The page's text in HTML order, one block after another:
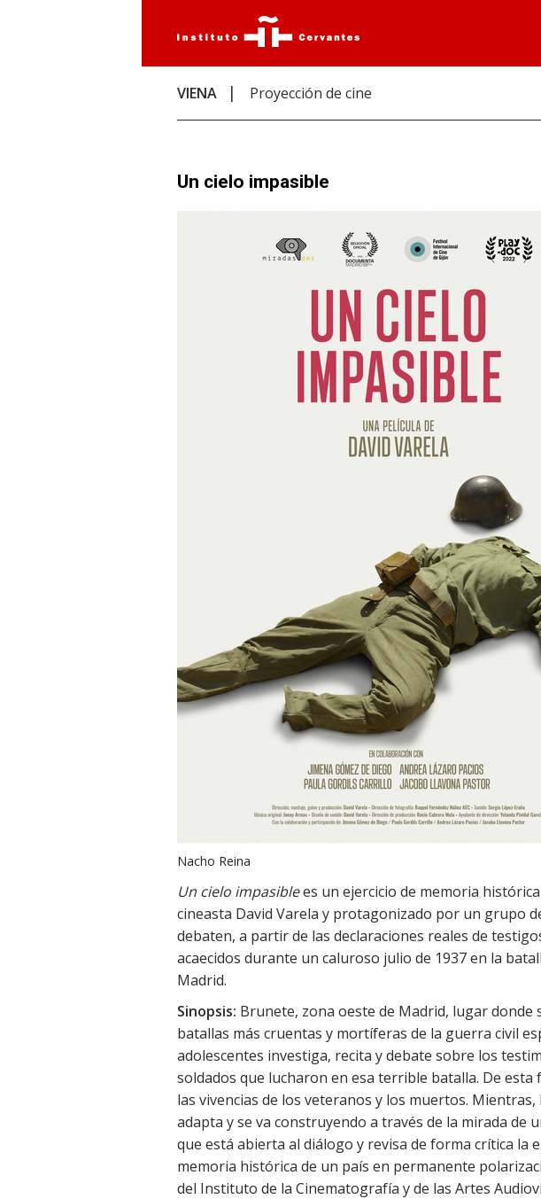
VIENA Proyección de cine
Un cielo impasible
Nacho Reina
Un cielo impasiblees un ejercicio de memoria
cineasta David Varela y protagonizado por un grupo
debaten, a partir de las declaraciones reales de
acaecidos durante un caluroso julio de 1937 en la
Madrid.
Sinopsis: Brunete, zona oeste de Madrid, lugar donde
batallas más cruentas y mortíferas de la guerra civil
adolescentes investiga, recita y debate sobre los
soldados que lucharon en esa terrible batalla. De esta
las vivencias de los veteranos y los muertos. Mientras,
adapta y se va construyendo a través de la mirada de
que está abierta al diálogo y revisa de forma crítica la
memoria histórica de un país en permanente
del Instituto de la Cinematografía y de las Artes